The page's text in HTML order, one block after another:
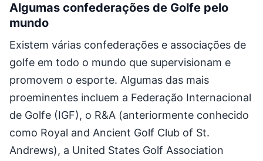
Algumas confederações de Golfe pelo
mundo
Existem várias confederações e associações de
golfe em todo o mundo que supervisionam e
promovem o esporte. Algumas das mais
proeminentes incluem a Federação Internacional
de Golfe (IGF), o R&A (anteriormente conhecido
como Royal and Ancient Golf Club of St.
Andrews), a United States Golf Association